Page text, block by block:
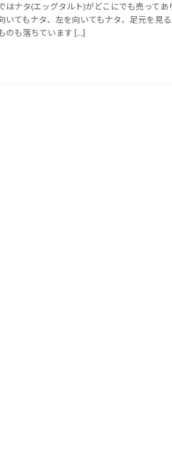
はナタ(エッグタルト)がどこにでも売ってあ
いてもナタ、左を向いてもナタ、足元を見
のも落ちています […]